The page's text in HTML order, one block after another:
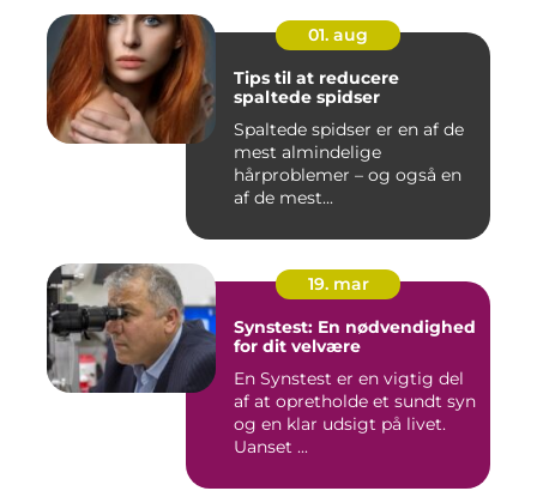
01. aug
Tips til at reducere
spaltede spidser
Spaltede spidser er en af de
mest almindelige
hårproblemer – og også en
af de mest...
19. mar
Synstest: En nødvendighed
for dit velvære
En Synstest er en vigtig del
af at opretholde et sundt syn
og en klar udsigt på livet.
Uanset ...